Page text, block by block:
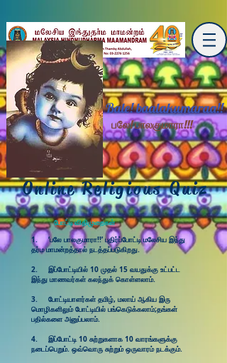
Online Religious Quiz
Bale! baalakumaraa!!
பலே! பாலகுமாரா!!!
போட்டி விதிமுறைகள்
1. ‘பலே பாலகுமாரா!!’ புதிர்ப்போட்டி மலேசிய இந்து
தர்ம மாமன்றத்தால் நடத்தப்படுகிறது.
2. இப்போட்டியில் 10 முதல் 15 வயதுக்கு உட்பட்ட
இந்து மாணவர்கள் கலந்துக் கொள்ளலாம்.
3. போட்டியாளர்கள் தமிழ், மலாய் ஆகிய இரு
மொழிகளிலும் போட்டியில் பங்கெடுக்கலாம்;தங்கள்
பதில்களை அனுப்பலாம்.​
4. இப்போட்டி 10 சுற்றுகளாக 10 வாரங்களுக்கு
நடைப்பெறும். ஒவ்வொரு சுற்றும் ஒருவாரம் நடக்கும்.